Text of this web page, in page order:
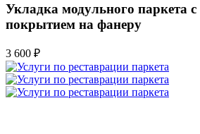
Укладка модульного паркета
покрытием на фанеру
3 600 ₽